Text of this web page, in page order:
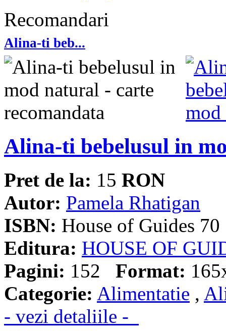
Recomandari
Alina-ti beb...
Alina-ti bebelusul in
Pret de la: 15 RON
Autor: Pamela Rhatigan
ISBN: House of Guides 70
Editura: HOUSE OF
Pagini: 152 Format:
Categorie: Alimentatie ,
- vezi detaliile -